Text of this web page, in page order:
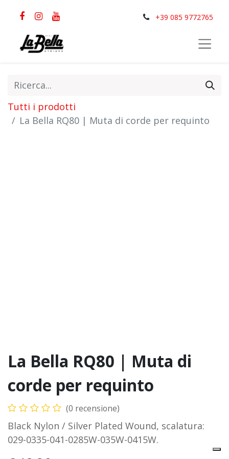
+39 085 9772765
Tutti i prodotti
La Bella RQ80 | Muta di corde per requinto
La Bella RQ80 | Muta di
corde per requinto
(0 recensione)
Black Nylon / Silver Plated Wound, scalatura:
029-0335-041-0285W-035W-0415W.